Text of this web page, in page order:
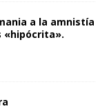
a la amnistía
«hipócrita».